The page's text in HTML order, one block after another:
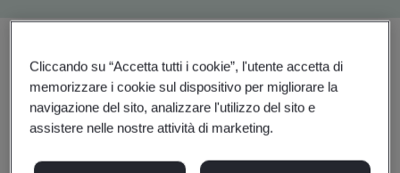
Condividi: Effettua l’upgrade
Bengbu Howard Spining Technology
Cliccando su “Accetta tutti i cookie”, l'utente accetta di
memorizzare i cookie sul dispositivo per migliorare la
navigazione del sito, analizzare l'utilizzo del sito e
assistere nelle nostre attività di marketing.